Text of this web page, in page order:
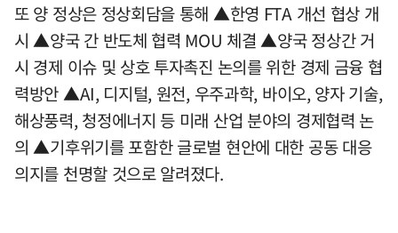
또 양 정상은 정상회담을 통해 ▲한영 FTA 개선 협상 개
시 ▲양국 간 반도체 협력 MOU 체결 ▲양국 정상간 거
시 경제 이슈 및 상호 투자촉진 논의를 위한 경제 금융 협
력방안 ▲AI, 디지털, 원전, 우주과학, 바이오, 양자 기술,
해상풍력, 청정에너지 등 미래 산업 분야의 경제협력 논
의 ▲기후위기를 포함한 글로벌 현안에 대한 공동 대응
의지를 천명할 것으로 알려졌다.